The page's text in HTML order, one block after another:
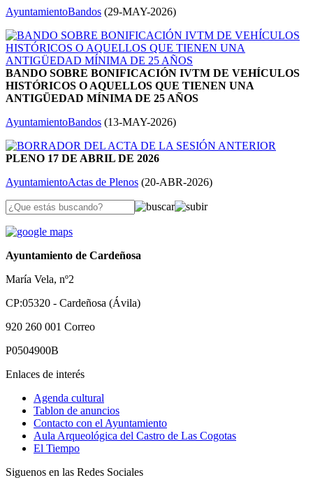
AyuntamientoBandos (29-MAY-2026)
BANDO SOBRE BONIFICACIÓN IVTM DE VEHÍCULOS
HISTÓRICOS O AQUELLOS QUE TIENEN UNA
ANTIGÜEDAD MÍNIMA DE 25 AÑOS
AyuntamientoBandos (13-MAY-2026)
PLENO 17 DE ABRIL DE 2026
AyuntamientoActas de Plenos (20-ABR-2026)
Ayuntamiento de Cardeñosa
María Vela, nº2
CP:05320 - Cardeñosa (Ávila)
920 260 001 Correo
P0504900B
Enlaces de interés
Agenda cultural
Tablon de anuncios
Contacto con el Ayuntamiento
Aula Arqueológica del Castro de Las Cogotas
El Tiempo
Siguenos en las Redes Sociales